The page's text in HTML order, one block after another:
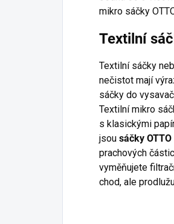
mikro sáčky
Textilní
Textilní sáčky
nečistot mají
sáčky do
Textilní mikro
s klasickými
jsou sáčky OTTO
prachových
vyměňujete
chod, ale